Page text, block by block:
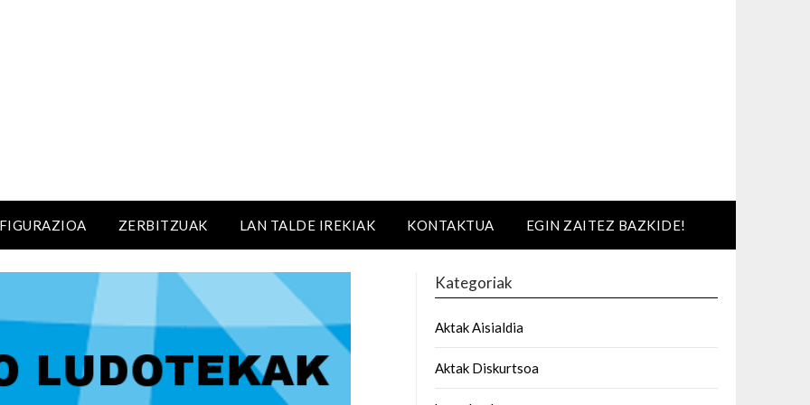
ZERBITZUAK LAN TALDE IREKIAK KONTAKTUA EGIN ZAITEZ BAZKIDE!
Kategoriak
Aktak Aisialdia
Aktak Diskurtsoa